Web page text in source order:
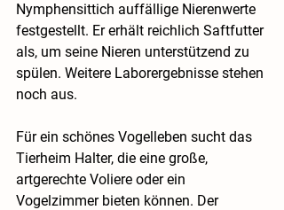
Nymphensittich auffällige Nierenwerte
festgestellt. Er erhält reichlich Saftfutter
als, um seine Nieren unterstützend zu
spülen. Weitere Laborergebnisse stehen
noch aus.
Für ein schönes Vogelleben sucht das
Tierheim Halter, die eine große,
artgerechte Voliere oder ein
Vogelzimmer bieten können. Der